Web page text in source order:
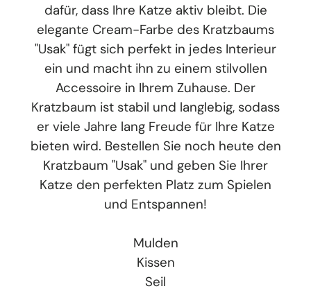
dafür, dass Ihre Katze aktiv bleibt. Die
elegante Cream-Farbe des Kratzbaums
"Usak" fügt sich perfekt in jedes Interieur
ein und macht ihn zu einem stilvollen
Accessoire in Ihrem Zuhause. Der
Kratzbaum ist stabil und langlebig, sodass
er viele Jahre lang Freude für Ihre Katze
bieten wird. Bestellen Sie noch heute den
Kratzbaum "Usak" und geben Sie Ihrer
Katze den perfekten Platz zum Spielen
und Entspannen!
Mulden
Kissen
Seil